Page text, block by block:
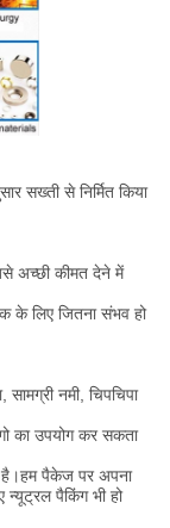
सख्ती से निर्मित किया
अच्छी कीमत देने में
के लिए जितना संभव हो
नमी, चिपचिपा
का उपयोग कर सकता
है।हम पैकेज पर अपना
पैकिंग भी हो